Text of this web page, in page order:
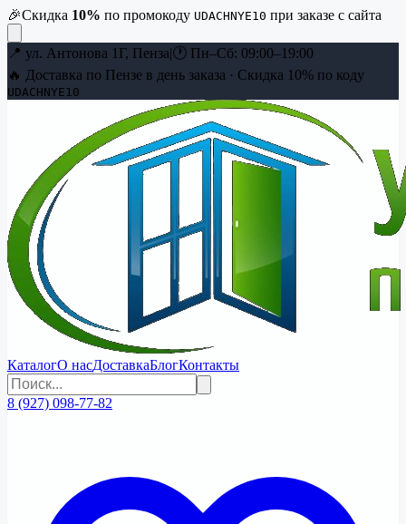
🎉Скидка 10% по промокоду UDACHNYE10 при заказе с сайта
📍 ул. Антонова 1Г, Пенза|🕐 Пн–Сб: 09:00–19:00
🔥 Доставка по Пензе в день заказа · Скидка 10% по коду
UDACHNYE10
КаталогО насДоставкаБлогКонтакты
8 (927) 098-77-82